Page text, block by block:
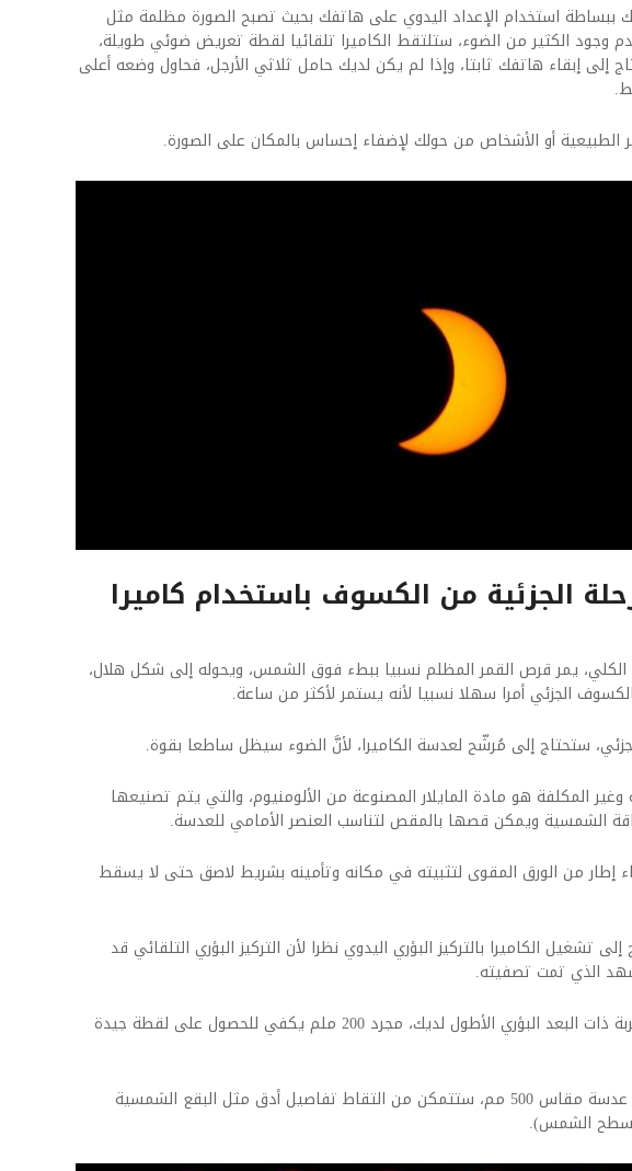
ببساطة استخدام الإعداد اليدوي على هاتفك بحيث تصبح الصورة مظلمة مثل
وجود الكثير من الضوء، ستلتقط الكاميرا تلقائيا لقطة تعريض ضوئي طويلة،
إلى إبقاء هاتفك ثابتا، وإذا لم يكن لديك حامل ثلاثي الأرجل، فحاول وضعه أعلى
الطبيعية أو الأشخاص من حولك لإضفاء إحساس بالمكان على الصورة.
الجزئية من الكسوف باستخدام كاميرا
الكلي، يمر قرص القمر المظلم نسبيا ببطء فوق الشمس، ويحوله إلى شكل هلال،
الجزئي أمرا سهلا نسبيا لأنه يستمر لأكثر من ساعة.
ستحتاج إلى مُرشّح لعدسة الكاميرا، لأنَّ الضوء سيظل ساطعا بقوة.
وغير المكلفة هو مادة المايلار المصنوعة من الألومنيوم، والتي يتم تصنيعها
الشمسية ويمكن قصها بالمقص لتناسب العنصر الأمامي للعدسة.
إطار من الورق المقوى لتثبيته في مكانه وتأمينه بشريط لاصق حتى لا يسقط
تشغيل الكاميرا بالتركيز البؤري اليدوي نظرا لأن التركيز البؤري التلقائي قد
الذي تمت تصفيته.
واستخدم عدسة مقربة ذات البعد البؤري الأطول لديك، مجرد 200 ملم يكفي للحصول على لقطة جيدة
ومع ذلك، باستخدام عدسة مقاس 500 مم، ستتمكن من التقاط تفاصيل أدق مثل البقع الشمسية
سطح الشمس).